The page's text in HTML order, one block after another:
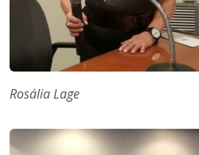
Rosália Lage